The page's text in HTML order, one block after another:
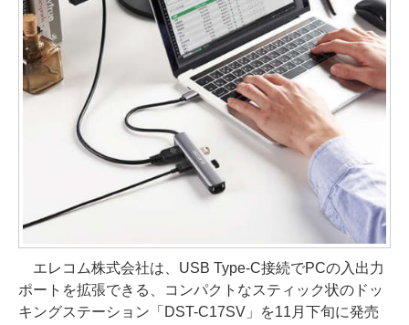
エレコム株式会社は、USB Type-C接続でPCの入出力
ポートを拡張できる、コンパクトなスティック状のドッ
キングステーション「DST-C17SV」を11月下旬に発売